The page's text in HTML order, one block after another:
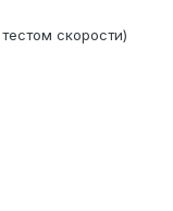
скорости)